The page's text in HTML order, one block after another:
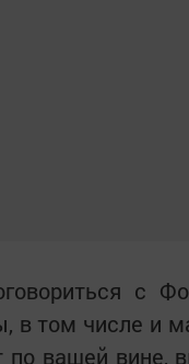
с
в том числе и
по вашей вине,